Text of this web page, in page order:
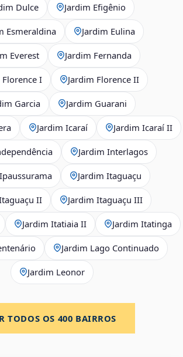
Dulce Jardim Efigênio
Esmeraldina Jardim Eulina
Everest Jardim Fernanda
Florence I Jardim Florence II
Garcia Jardim Guarani
Jardim Icaraí Jardim Icaraí II
Jardim Interlagos
Jardim Itaguaçu
II Jardim Itaguaçu III
Jardim Itatiaia II Jardim Itatinga
Jardim Lago Continuado
Jardim Leonor
TODOS OS 400 BAIRROS